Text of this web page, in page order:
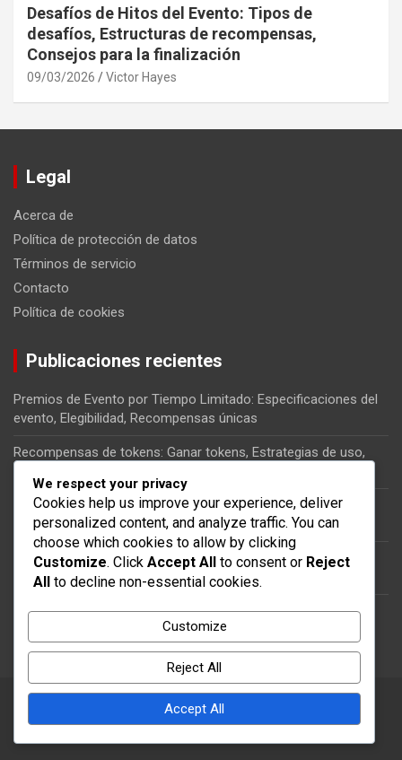
Desafíos de Hitos del Evento: Tipos de
desafíos, Estructuras de recompensas,
Consejos para la finalización
09/03/2026 Victor Hayes
Legal
Acerca de
Política de protección de datos
Términos de servicio
Contacto
Política de cookies
Publicaciones recientes
Premios de Evento por Tiempo Limitado: Especificaciones del
evento, Elegibilidad, Recompensas únicas
Recompensas de tokens: Ganar tokens, Estrategias de uso,
Bonificaciones por operación: Recompensas adicionales,
Beneficios acumulativos, Estrategias
Desafíos de Hitos del Evento: Tipos de desafíos, Estructuras
de recompensas, Consejos para la finalización
Códigos promocionales para jugadores que regresan:
Incentivos, Reactivación, Ofertas especiales
c-cycles.es Theme by:
We respect your privacy
Cookies help us improve your experience, deliver
personalized content, and analyze traffic. You can
choose which cookies to allow by clicking
Customize. Click Accept All to consent or Reject
All to decline non-essential cookies.
Customize
Reject All
Accept All